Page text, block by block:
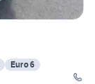
Euro 6